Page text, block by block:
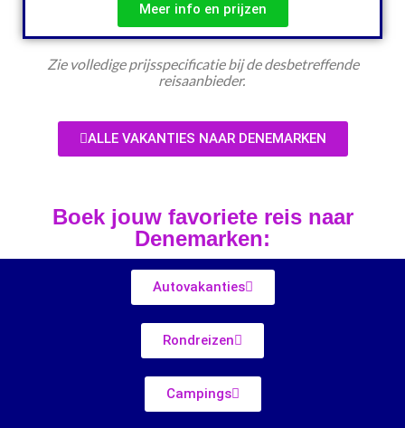
Meer info en prijzen
Zie volledige prijsspecificatie bij de desbetreffende
reisaanbieder.
ALLE VAKANTIES NAAR DENEMARKEN
Boek jouw favoriete reis naar
Denemarken:
Autovakanties
Rondreizen
Campings